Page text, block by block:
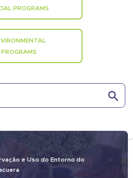
PROGRAMS
PROGRAMS
Search
e Uso do Entorno do